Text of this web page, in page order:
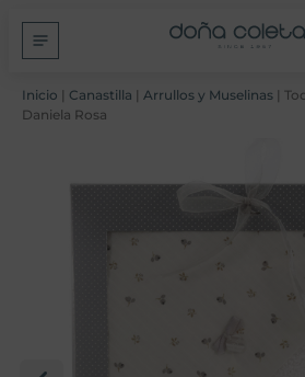
Inicio | Canastilla | Arrullos y Muselinas |
Daniela Rosa